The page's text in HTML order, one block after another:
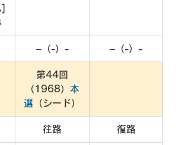
]
–（-）- –（-）-
第44回
（1968） 本
選 （シード）
往路 復路